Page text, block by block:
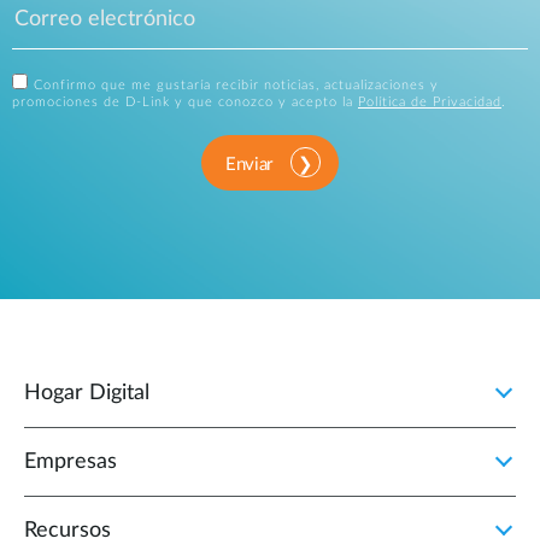
Confirmo que me gustaría recibir noticias, actualizaciones y
promociones de D-Link y que conozco y acepto la
Política de Privacidad .
Enviar
Hogar Digital
Empresas
Recursos